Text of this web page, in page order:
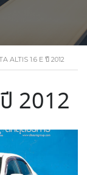
ALTIS 1.6 E ปี 2012
2012